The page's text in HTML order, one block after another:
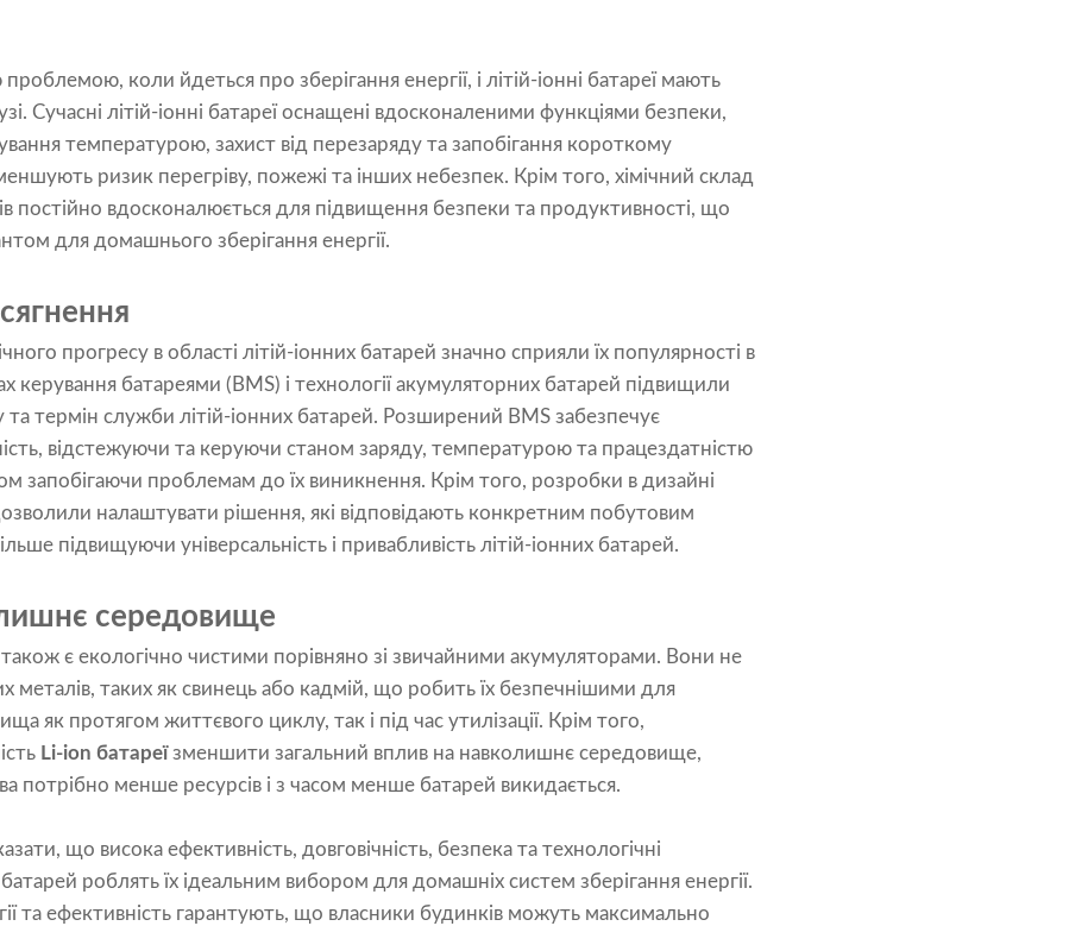
коли йдеться про зберігання енергії, і літій-іонні батареї мають
Сучасні літій-іонні батареї оснащені вдосконаленими функціями безпеки,
температурою, захист від перезаряду та запобігання короткому
ризик перегріву, пожежі та інших небезпек. Крім того, хімічний склад
постійно вдосконалюється для підвищення безпеки та продуктивності, що
для домашнього зберігання енергії.
прогресу в області літій-іонних батарей значно сприяли їх популярності в
керування батареями (BMS) і технології акумуляторних батарей підвищили
та термін служби літій-іонних батарей. Розширений BMS забезпечує
відстежуючи та керуючи станом заряду, температурою та працездатністю
запобігаючи проблемам до їх виникнення. Крім того, розробки в дизайні
налаштувати рішення, які відповідають конкретним побутовим
підвищуючи універсальність і привабливість літій-іонних батарей.
середовище
також є екологічно чистими порівняно зі звичайними акумуляторами. Вони не
металів, таких як свинець або кадмій, що робить їх безпечнішими для
як протягом життєвого циклу, так і під час утилізації. Крім того,
Li-ion батареїзменшити загальний вплив на навколишнє середовище,
потрібно менше ресурсів і з часом менше батарей викидається.
що висока ефективність, довговічність, безпека та технологічні
роблять їх ідеальним вибором для домашніх систем зберігання енергії.
та ефективність гарантують, що власники будинків можуть максимально